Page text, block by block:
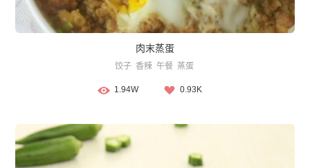
肉末蒸蛋
饺子 香辣 午餐 蒸蛋
1.94W 0.93K